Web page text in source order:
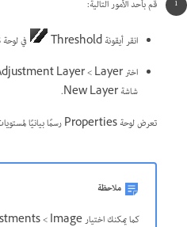
قم بأحد الأمور التالية:
انقر أيقونة Threshold
في لوحة Adjustments.
شاشة New Layer.
تعرض لوحة Properties رسمًا بيانيًا لمستويات النصوع لوحدات البكسل في التحديد الحالي.
ملاحظة